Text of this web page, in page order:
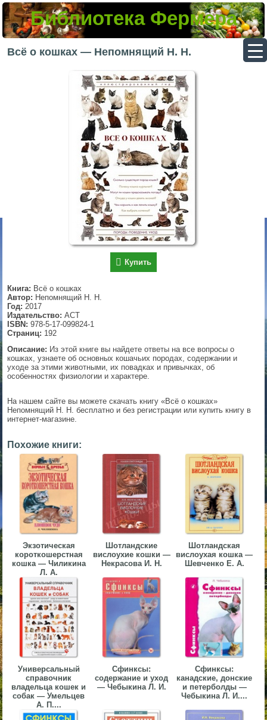
Библиотека Фермера
Всё о кошках — Непомнящий Н. Н.
Купить
Книга: Всё о кошках
Автор: Непомнящий Н. Н.
Год: 2017
Издательство: АСТ
ISBN: 978-5-17-099824-1
Страниц: 192
Описание: Из этой книге вы найдете ответы на все вопросы о
кошках, узнаете об основных кошачьих породах, содержании и
уходе за этими животными, их повадках и привычках, об
особенностях физиологии и характере.
На нашем сайте вы можете скачать книгу «Всё о кошках»
Непомнящий Н. Н. бесплатно и без регистрации или купить книгу в
интернет-магазине.
Похожие книги:
Экзотическая
короткошерстная
кошка — Чиликина
Л. А.
Шотландские
вислоухие кошки —
Некрасова И. Н.
Шотландская
вислоухая кошка —
Шевченко Е. А.
Универсальный
справочник
владельца кошек и
собак — Умельцев
А. П....
Сфинксы:
содержание и уход
— Чебыкина Л. И.
Сфинксы:
канадские, донские
и петерболды —
Чебыкина Л. И....
▼
▼
▼
▼
▼
▼
▼